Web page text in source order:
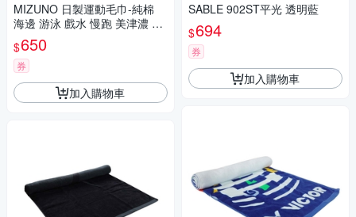
MIZUNO 日製運動毛巾-純棉
海邊 游泳 戲水 慢跑 美津濃 32
JY212100 綠黑白
$650
券
加入購物車
SABLE 902ST平光 透明藍
$694
券
加入購物車